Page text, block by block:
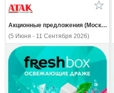
Акционные предложения (Москва и МО)
(5 Июня - 11 Сентября 2026)